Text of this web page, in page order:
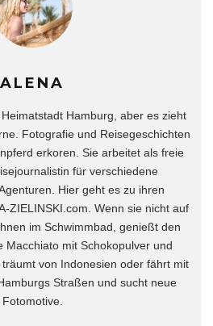
ALENA
Hamburg, aber es zieht
Fotografie und Reisegeschichten
erkoren. Sie arbeitet als freie
für verschiedene
Hier geht es zu ihren
ZIELINSKI.com. Wenn sie nicht auf
im Schwimmbad, genießt den
Macchiato mit Schokopulver und
von Indonesien oder fährt mit
Straßen und sucht neue
Fotomotive.